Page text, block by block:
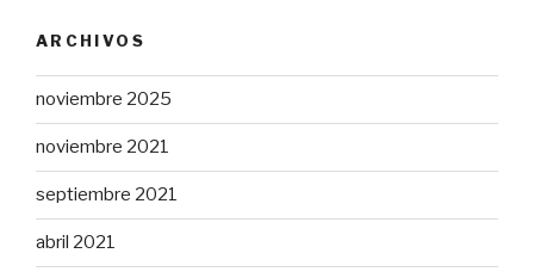
ARCHIVOS
noviembre 2025
noviembre 2021
septiembre 2021
abril 2021